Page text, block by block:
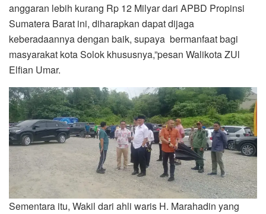
anggaran lebih kurang Rp 12 Milyar dari APBD Propinsi
Sumatera Barat ini, diharapkan dapat dijaga
keberadaannya dengan baik, supaya bermanfaat bagi
masyarakat kota Solok khususnya,”pesan Walikota ZUl
Elfian Umar.
Sementara itu, Wakil dari ahli waris H. Marahadin yang